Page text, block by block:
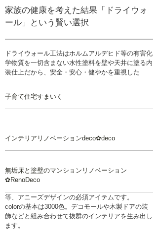
おひとりさま
RenoDeco
会社概要
スタッフ募集
家族の健康を考えた結果「ドライウォ
ール」という賢い選択
ドライウォール工法はホルムアルデヒド等の有害化
学物質を一切含まない水性塗料を壁や天井に塗る内
装仕上だから、安全・安心・健やかを重視した
子育て住宅すまいく
インテリアリノベーションdeco✿deco
無垢床と塗壁のマンションリノベーション
✿RenoDeco
等、アニーズデザインの必須アイテムです。
colorの基本は3000色。デコモールや木製ドアの装
飾などと組み合わせて抜群のインテリアを生み出し
ます。